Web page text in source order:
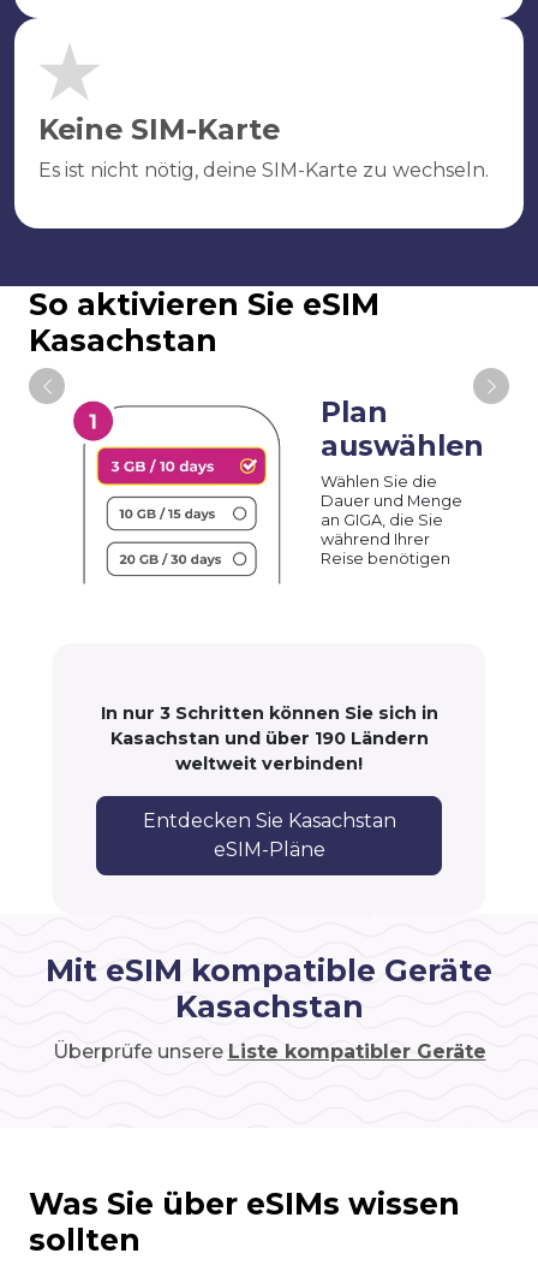
Keine SIM-Karte
Es ist nicht nötig, deine SIM-Karte zu wechseln.
So aktivieren Sie eSIM
Kasachstan
Plan
auswählen
Wählen Sie die
Dauer und Menge
an GIGA, die Sie
während Ihrer
Reise benötigen
In nur 3 Schritten können Sie sich in
Kasachstan und über 190 Ländern
weltweit verbinden!
Entdecken Sie Kasachstan
eSIM-Pläne
Mit eSIM kompatible Geräte
Kasachstan
Überprüfe unsere Liste kompatibler Geräte
Was Sie über eSIMs wissen
sollten